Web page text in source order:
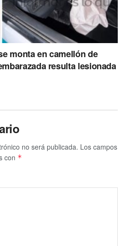
monta en camellón de
resulta lesionada
no será publicada. Los campos
con *